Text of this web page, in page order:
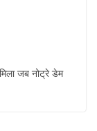
जब नोट्रे डेम